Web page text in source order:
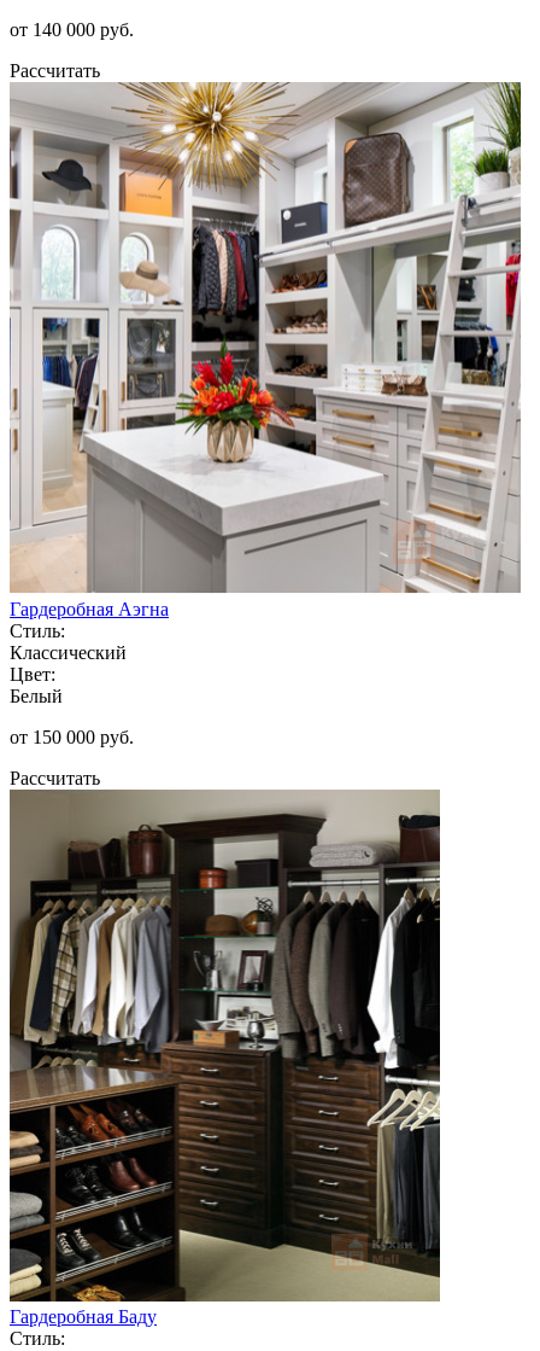
от 140 000 руб.
Рассчитать
Гардеробная Аэгна
Стиль:
Классический
Цвет:
Белый
от 150 000 руб.
Рассчитать
Гардеробная Баду
Стиль: